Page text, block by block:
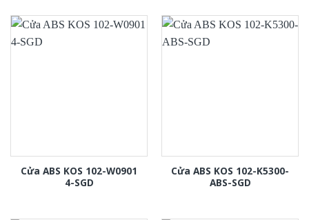
Cửa ABS KOS 102-W0901
4-SGD
Cửa ABS KOS 102-K5300-
ABS-SGD